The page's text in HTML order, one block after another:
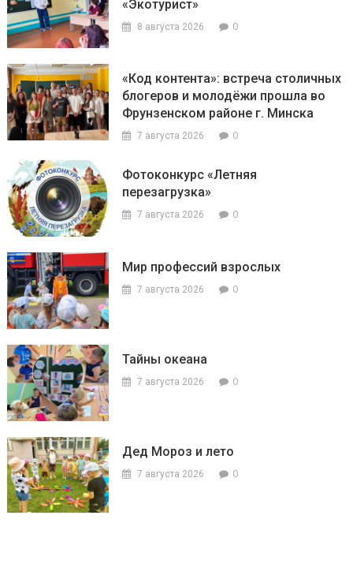
«Экотурист»
8 августа 2026 0
«Код контента»: встреча столичных
блогеров и молодёжи прошла во
Фрунзенском районе г. Минска
7 августа 2026 0
Фотоконкурс «Летняя
перезагрузка»
7 августа 2026 0
Мир профессий взрослых
7 августа 2026 0
Тайны океана
7 августа 2026 0
Дед Мороз и лето
7 августа 2026 0